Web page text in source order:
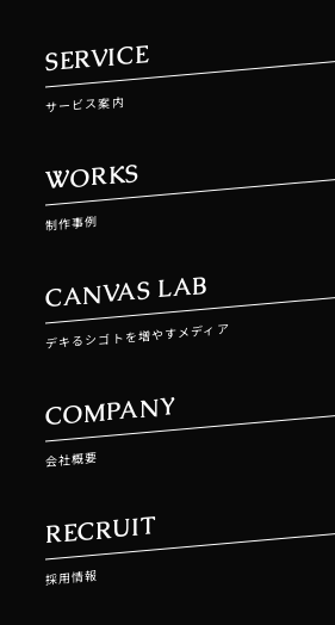
SERVICE
サービス案内
WORKS
制作事例
CANVAS LAB
デキるシゴトを増やすメディア
COMPANY
会社概要
RECRUIT
採用情報